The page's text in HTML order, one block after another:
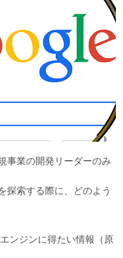
事業の開発リーダーのみ
探索する際に、どのよう
ンジンに得たい情報（原